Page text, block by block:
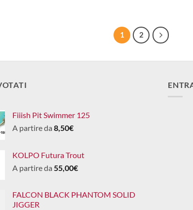
1 2
Fiiish Pit Swimmer 125
A partire da 8,50€
KOLPO Futura Trout
A partire da 55,00€
FALCON BLACK PHANTOM SOLID
JIGGER